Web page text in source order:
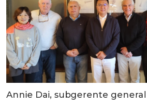
Annie Dai, subgerente